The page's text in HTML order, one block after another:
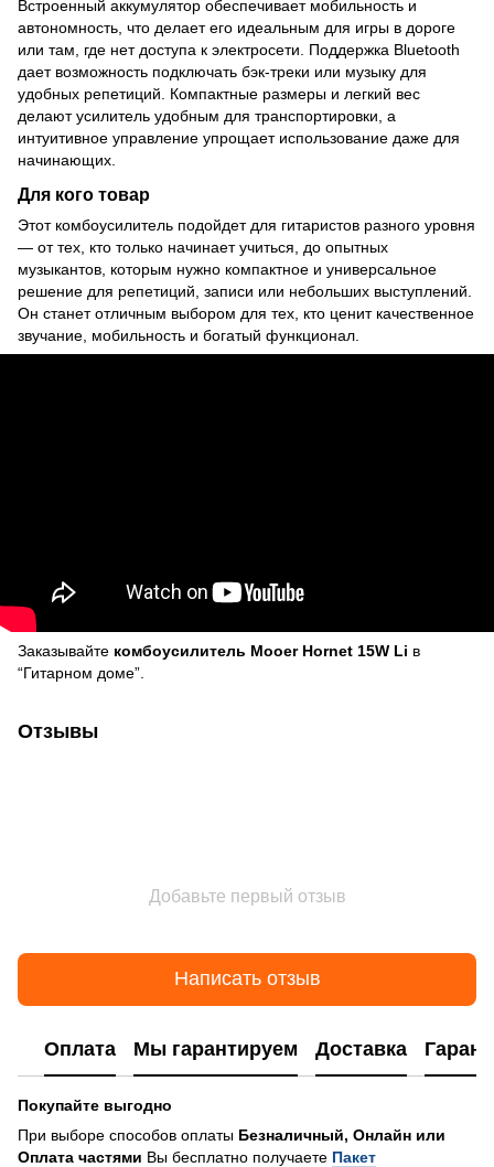
Встроенный аккумулятор обеспечивает мобильность и
автономность, что делает его идеальным для игры в дороге
или там, где нет доступа к электросети. Поддержка Bluetooth
дает возможность подключать бэк-треки или музыку для
удобных репетиций. Компактные размеры и легкий вес
делают усилитель удобным для транспортировки, а
интуитивное управление упрощает использование даже для
начинающих.
Для кого товар
Этот комбоусилитель подойдет для гитаристов разного уровня
— от тех, кто только начинает учиться, до опытных
музыкантов, которым нужно компактное и универсальное
решение для репетиций, записи или небольших выступлений.
Он станет отличным выбором для тех, кто ценит качественное
звучание, мобильность и богатый функционал.
Заказывайте комбоусилитель Mooer Hornet 15W Li в
“Гитарном доме”.
Отзывы
Добавьте первый отзыв
Написать отзыв
Оплата Мы гарантируем Доставка
Покупайте выгодно
При выборе способов оплаты Безналичный, Онлайн или
Оплата частями Вы бесплатно получаете Пакет